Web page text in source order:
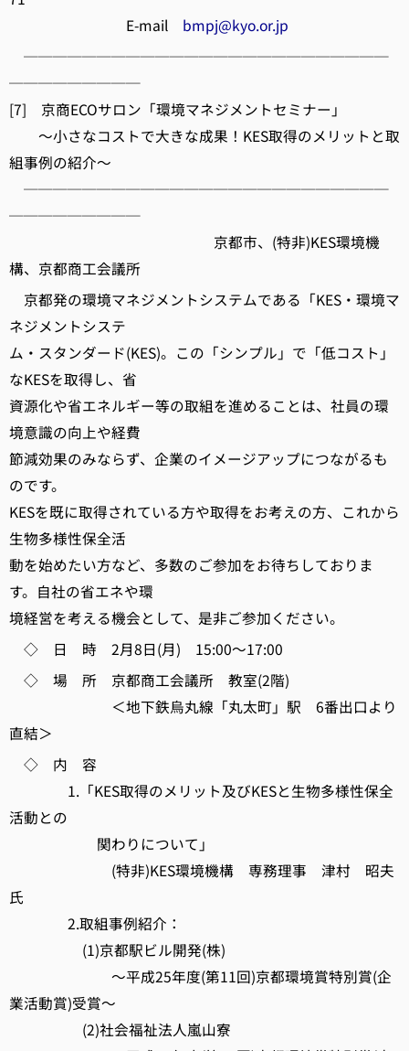
E-mail bmpj@kyo.or.jp
─────────────────────────
─────────
[7] 京商ECOサロン「環境マネジメントセミナー」
～小さなコストで大きな成果！KES取得のメリットと取
組事例の紹介～
─────────────────────────
─────────
京都市、(特非)KES環境機
構、京都商工会議所
京都発の環境マネジメントシステムである「KES・環境マ
ネジメントシステ
ム・スタンダード(KES)。この「シンプル」で「低コスト」
なKESを取得し、省
資源化や省エネルギー等の取組を進めることは、社員の環
境意識の向上や経費
節減効果のみならず、企業のイメージアップにつながるも
のです。
KESを既に取得されている方や取得をお考えの方、これから
生物多様性保全活
動を始めたい方など、多数のご参加をお待ちしておりま
す。自社の省エネや環
境経営を考える機会として、是非ご参加ください。
◇ 日 時 2月8日(月) 15:00～17:00
◇ 場 所 京都商工会議所 教室(2階)
＜地下鉄烏丸線「丸太町」駅 6番出口より
直結＞
◇ 内 容
1.「KES取得のメリット及びKESと生物多様性保全
活動との
関わりについて」
(特非)KES環境機構 専務理事 津村 昭夫
氏
2.取組事例紹介：
(1)京都駅ビル開発(株)
～平成25年度(第11回)京都環境賞特別賞(企
業活動賞)受賞～
(2)社会福祉法人嵐山寮